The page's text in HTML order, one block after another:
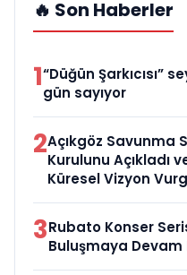
🔥 Son Haberler
1“Düğün Şarkıcısı”
gün sayıyor
2Açıkgöz Savunma
Kurulunu Açıkladı
Küresel Vizyon
3Rubato Konser
Buluşmaya Devam